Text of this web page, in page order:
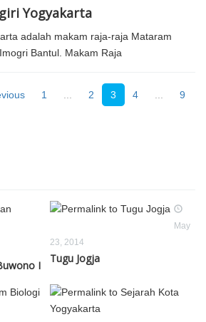
Yogyakarta
adalah makam raja-raja Mataram
Bantul. Makam Raja
1 ... 2 3 4 ...
9
I
May
23, 2014
Tugu Jogja